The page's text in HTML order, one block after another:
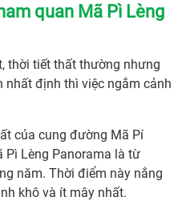
quan Mã Pì Lèng
thời tiết thất thường nhưng
định thì việc ngắm cảnh
của cung đường Mã Pí
Pì Lèng Panorama là từ
năm. Thời điểm này nắng
khô và ít mây nhất.